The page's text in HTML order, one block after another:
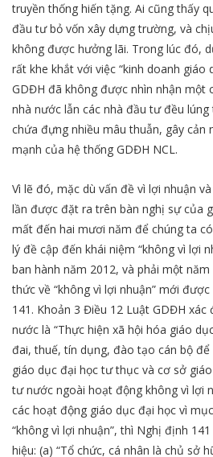
truyền thống hiến tặng. Ai cũng thấy
đầu tư bỏ vốn xây dựng trường, và
không được hưởng lãi. Trong lúc đó,
rất khe khắt với việc “kinh doanh giáo
GDĐH đã không được nhìn nhận một
nhà nước lẫn các nhà đầu tư đều lúng
chứa đựng nhiều mâu thuẫn, gây cản
mạnh của hệ thống GDĐH NCL.
Vì lẽ đó, mặc dù vấn đề vì lợi nhuận
lần được đặt ra trên bàn nghị sự của
mất đến hai mươi năm để chúng ta
lý đề cập đến khái niệm “không vì lợi
ban hành năm 2012, và phải một
thức về “không vì lợi nhuận” mới
141. Khoản 3 Điều 12 Luật GDĐH
nước là “Thực hiện xã hội hóa giáo
đai, thuế, tín dụng, đào tạo cán bộ để
giáo dục đại học tư thục và cơ sở
tư nước ngoài hoạt động không vì lợi
các hoạt động giáo dục đại học vì
“không vì lợi nhuận”, thì Nghị định
hiệu: (a) “Tổ chức, cá nhân là chủ sở